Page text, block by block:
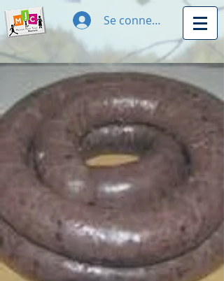
Se connecter